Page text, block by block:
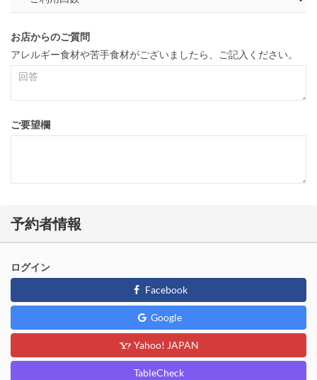
お店からのご質問
アレルギー食材や苦手食材がございましたら、ご記入ください。
ご要望欄
予約者情報
ログイン
Facebook
Google
Yahoo! JAPAN
TableCheck